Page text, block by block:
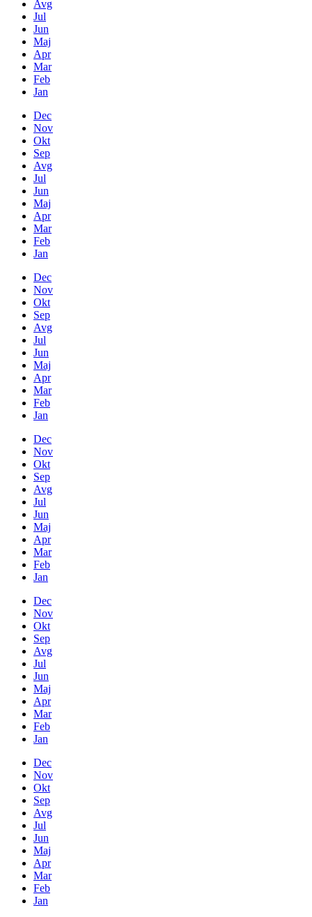
Avg
Jul
Jun
Maj
Apr
Mar
Feb
Jan
Dec
Nov
Okt
Sep
Avg
Jul
Jun
Maj
Apr
Mar
Feb
Jan
Dec
Nov
Okt
Sep
Avg
Jul
Jun
Maj
Apr
Mar
Feb
Jan
Dec
Nov
Okt
Sep
Avg
Jul
Jun
Maj
Apr
Mar
Feb
Jan
Dec
Nov
Okt
Sep
Avg
Jul
Jun
Maj
Apr
Mar
Feb
Jan
Dec
Nov
Okt
Sep
Avg
Jul
Jun
Maj
Apr
Mar
Feb
Jan